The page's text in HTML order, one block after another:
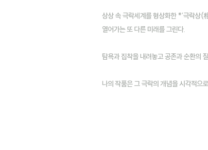
상상 속 극락세계를 형상화한 *‘극락상(
열어가는 또 다른 미래를 그린다.
탐욕과 집착을 내려놓고 공존과 순환의
나의 작품은 그 극락의 개념을 시각적으